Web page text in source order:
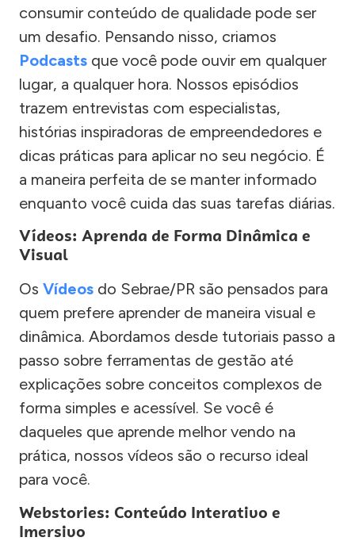
consumir conteúdo de qualidade pode ser
um desafio. Pensando nisso, criamos
Podcasts que você pode ouvir em qualquer
lugar, a qualquer hora. Nossos episódios
trazem entrevistas com especialistas,
histórias inspiradoras de empreendedores e
dicas práticas para aplicar no seu negócio. É
a maneira perfeita de se manter informado
enquanto você cuida das suas tarefas diárias.
Vídeos: Aprenda de Forma Dinâmica e
Visual
Os Vídeos do Sebrae/PR são pensados para
quem prefere aprender de maneira visual e
dinâmica. Abordamos desde tutoriais passo a
passo sobre ferramentas de gestão até
explicações sobre conceitos complexos de
forma simples e acessível. Se você é
daqueles que aprende melhor vendo na
prática, nossos vídeos são o recurso ideal
para você.
Webstories: Conteúdo Interativo e
Imersivo